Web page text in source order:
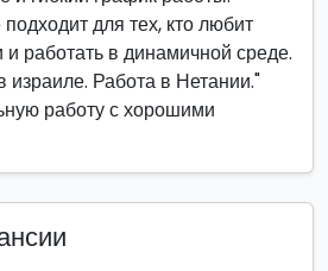
для тех, кто любит
работать в динамичной среде.
израиле. Работа в Нетании."
работу с хорошими